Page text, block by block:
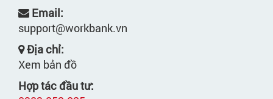
Email:
support@workbank.vn
Địa chỉ:
Xem bản đồ
Hợp tác đầu tư: